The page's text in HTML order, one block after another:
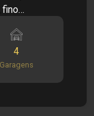
fino
de garagem.
4
Garagens